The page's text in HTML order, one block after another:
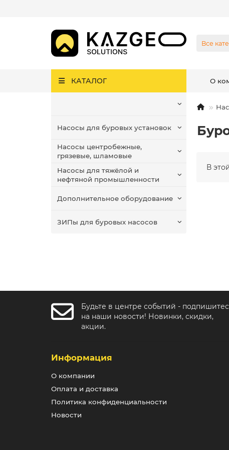
Все
КАТАЛОГ
Насосы для буровых установок
Насосы центробежные,
грязевые, шламовые
Насосы для тяжёлой и
нефтяной промышленности
Дополнительное оборудование
ЗИПы для буровых насосов
О
В
Будьте в центре событий -
на наши новости! Новинки, скидки,
акции.
Информация
О компании
Оплата и доставка
Политика конфиденциальности
Новости